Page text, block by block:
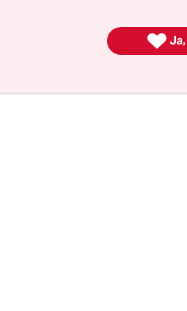
Bürgerrechtler für die
und Zollbehörde